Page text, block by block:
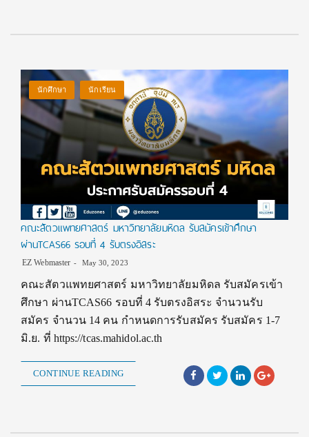
นักศึกษา นักเรียน
คณะสัตวแพทยศาสตร์ มหาวิทยาลัยมหิดล รับสมัครเข้าศึกษา
ผ่านTCAS66 รอบที่ 4 รับตรงอิสระ
EZ Webmaster May 30, 2023
คณะสัตวแพทยศาสตร์ มหาวิทยาลัยมหิดล รับสมัครเข้า
ศึกษา ผ่านTCAS66 รอบที่ 4 รับตรงอิสระ จำนวนรับ
สมัคร จำนวน 14 คน กำหนดการรับสมัคร รับสมัคร 1-7
มิ.ย. ที่ https://tcas.mahidol.ac.th
CONTINUE READING